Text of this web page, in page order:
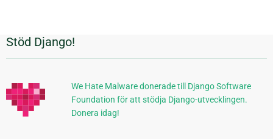
Ytterligare
information
Stöd Django!
We Hate Malware donerade till Django Software
Foundation för att stödja Django-utvecklingen.
Donera idag!